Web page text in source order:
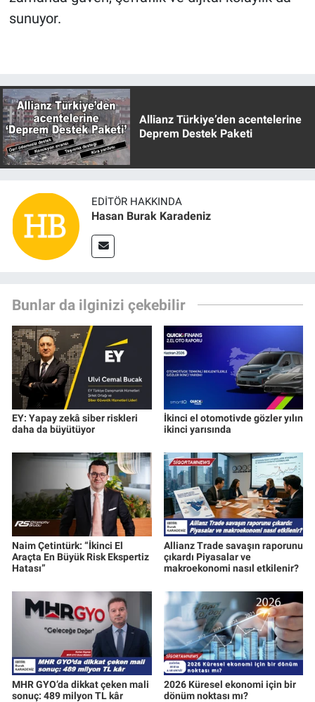
sunuyor.
Allianz Türkiye’den acentelerine
Deprem Destek Paketi
EDITÖR HAKKINDA
Hasan Burak Karadeniz
Bunlar da ilginizi çekebilir
EY: Yapay zekâ siber riskleri
daha da büyütüyor
İkinci el otomotivde gözler yılın
ikinci yarısında
Naim Çetintürk: “İkinci El
Araçta En Büyük Risk Ekspertiz
Hatası”
Allianz Trade savaşın raporunu
çıkardı Piyasalar ve
makroekonomi nasıl etkilenir?
MHR GYO’da dikkat çeken mali
sonuç: 489 milyon TL kâr
2026 Küresel ekonomi için bir
dönüm noktası mı?